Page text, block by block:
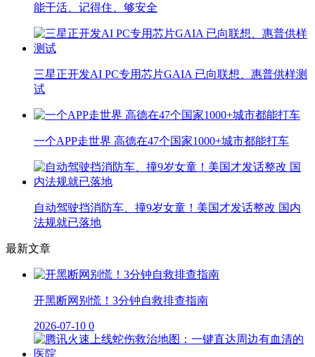
能干活、记得住、够安全
三星正开发AI PC专用芯片GAIA 已向联想、惠普供样测
试
一个APP走世界 高德在47个国家1000+城市都能打车
自动驾驶挡消防车、撞9岁女童！美国才发话整改 国内
法规就已落地
最新文章
开黑断网别慌！3分钟自救排查指南
2026-07-10 0